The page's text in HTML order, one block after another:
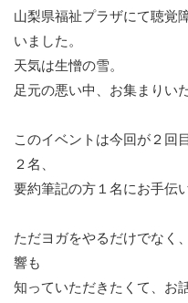
山梨県福祉プラザにて聴覚
いました。
天気は生憎の雪。
足元の悪い中、お集まりい
このイベントは今回が２回
２名、
要約筆記の方１名にお手伝
ただヨガをやるだけでなく
響も
知っていただきたくて、お